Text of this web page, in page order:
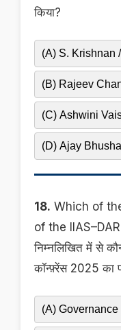
किया?
(A) S. Krishnan
(B) Rajeev
(C) Ashwini
(D) Ajay
18. Which of
of the
निम्नलिखित में से
कॉन्फ़्रेंस 2025 का
(A) Governance